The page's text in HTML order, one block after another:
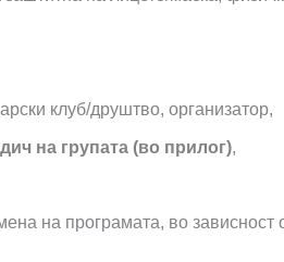
клуб/друштво, организатор,
на групата (во прилог),
на програмата, во зависност